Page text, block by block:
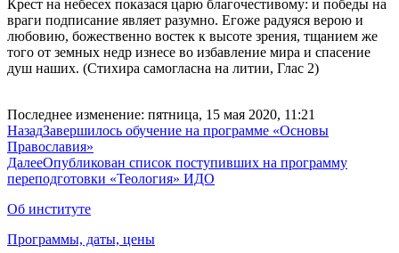
Крест на небесех показася царю благочестивому: и победы на
враги подписание являет разумно. Eгоже радуяся верою и
любовию, божественно востек к высоте зрения, тщанием же
того от земных недр изнесе во избавление мира и спасение
душ наших. (Стихира самогласна на литии, Глас 2)
Последнее изменение: пятница, 15 мая 2020, 11:21
НазадЗавершилось обучение на программе «Основы
Православия»
ДалееОпубликован список поступивших на программу
переподготовки «Теология» ИДО
Об институте
Программы, даты, цены